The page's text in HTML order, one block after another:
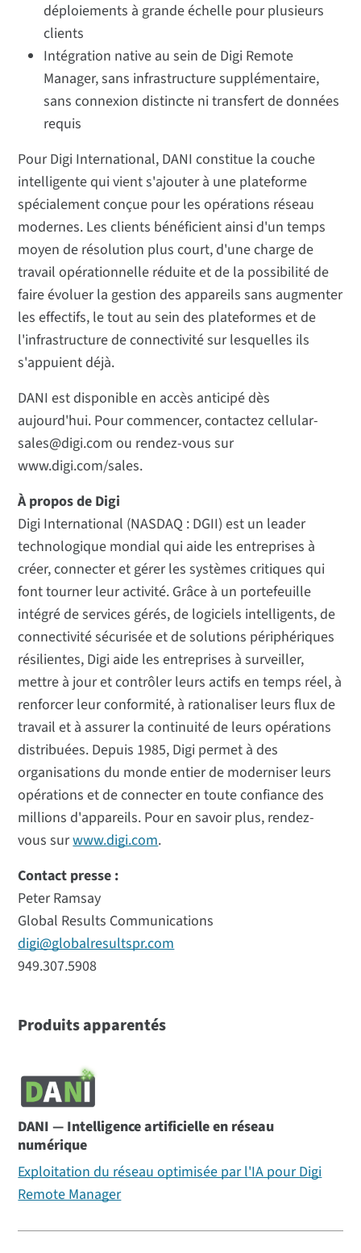
déploiements à grande échelle pour plusieurs
clients
Intégration native au sein de Digi Remote
Manager, sans infrastructure supplémentaire,
sans connexion distincte ni transfert de données
requis
Pour Digi International, DANI constitue la couche
intelligente qui vient s'ajouter à une plateforme
spécialement conçue pour les opérations réseau
modernes. Les clients bénéficient ainsi d'un temps
moyen de résolution plus court, d'une charge de
travail opérationnelle réduite et de la possibilité de
faire évoluer la gestion des appareils sans augmenter
les effectifs, le tout au sein des plateformes et de
l'infrastructure de connectivité sur lesquelles ils
s'appuient déjà.
DANI est disponible en accès anticipé dès
aujourd'hui. Pour commencer, contactez cellular-
sales@digi.com ou rendez-vous sur
www.digi.com/sales.
À propos de Digi
Digi International (NASDAQ : DGII) est un leader
technologique mondial qui aide les entreprises à
créer, connecter et gérer les systèmes critiques qui
font tourner leur activité. Grâce à un portefeuille
intégré de services gérés, de logiciels intelligents, de
connectivité sécurisée et de solutions périphériques
résilientes, Digi aide les entreprises à surveiller,
mettre à jour et contrôler leurs actifs en temps réel, à
renforcer leur conformité, à rationaliser leurs flux de
travail et à assurer la continuité de leurs opérations
distribuées. Depuis 1985, Digi permet à des
organisations du monde entier de moderniser leurs
opérations et de connecter en toute confiance des
millions d'appareils. Pour en savoir plus, rendez-
vous surwww.digi.com.
Contact presse :
Peter Ramsay
Global Results Communications
digi@globalresultspr.com
949.307.5908
Produits apparentés
DANI — Intelligence artificielle en réseau
numérique
Exploitation du réseau optimisée par l'IA pour Digi
Remote Manager